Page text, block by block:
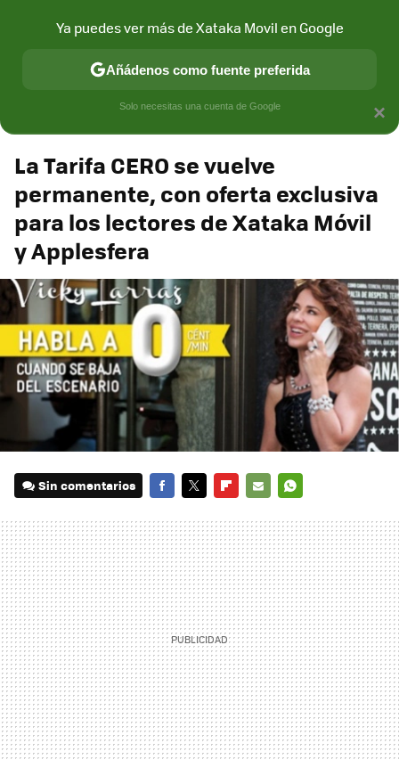
marca que se menciona
Espacio MÁSMÓV!L
La Tarifa CERO se vuelve
permanente, con oferta exclusiva
para los lectores de Xataka Móvil
y Applesfera
Sin comentarios
MAIL
×
Ya puedes ver más de Xataka Movil en Google
Añádenos como fuente preferida
Solo necesitas una cuenta de Google